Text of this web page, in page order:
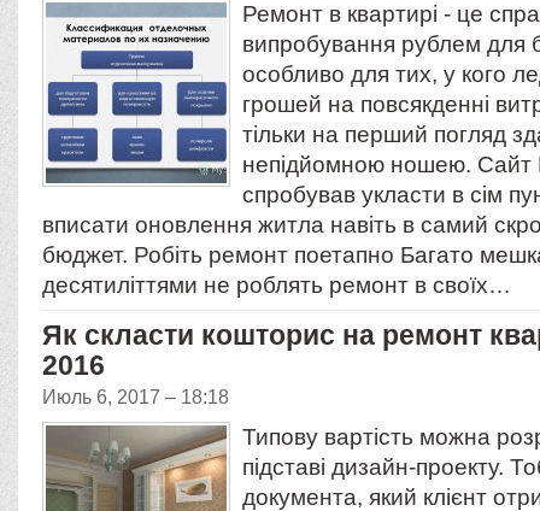
Ремонт в квартирі - це
випробування рублем для
особливо для тих, у кого
грошей на повсякденні
тільки на перший погляд
непідйомною ношею. Сайт
спробував укласти в сім
вписати оновлення житла навіть в самий
бюджет. Робіть ремонт поетапно Багато
десятиліттями не роблять ремонт в своїх…
Як скласти кошторис на ремонт
2016
Июль 6, 2017 – 18:18
Типову вартість можна
підставі дизайн-проекту.
документа, який клієнт